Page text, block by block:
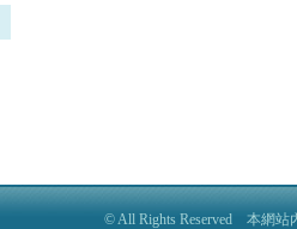
© All Rights Reserved 本網站